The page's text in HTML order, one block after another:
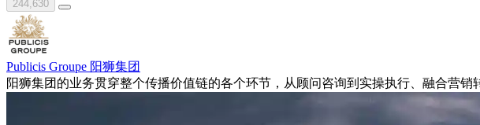
244,630
Publicis Groupe 阳狮集团
阳狮集团的业务贯穿整个传播价值链的各个环节，从顾问咨询到实操执行、融合营销